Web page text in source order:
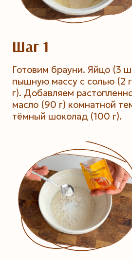
Шаг 1
Готовим брауни. Яйцо (3
пышную массу с солью (2
г). Добавляем
масло (90 г) комнатной
тёмный шоколад (100 г).